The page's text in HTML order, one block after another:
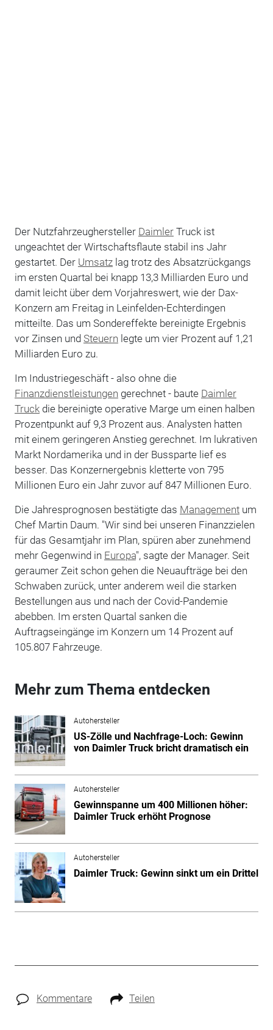
Der Nutzfahrzeughersteller DaimlerTruck ist
ungeachtet der Wirtschaftsflaute stabil ins Jahr
gestartet. Der Umsatzlag trotz des Absatzrückgangs
im ersten Quartal bei knapp 13,3 Milliarden Euro und
damit leicht über dem Vorjahreswert, wie der Dax-
Konzern am Freitag in Leinfelden-Echterdingen
mitteilte. Das um Sondereffekte bereinigte Ergebnis
vor Zinsen und Steuern legte um vier Prozent auf 1,21
Milliarden Euro zu.
Im Industriegeschäft - also ohne die
Finanzdienstleistungen gerechnet - baute Daimler
Truckdie bereinigte operative Marge um einen halben
Prozentpunkt auf 9,3 Prozent aus. Analysten hatten
mit einem geringeren Anstieg gerechnet. Im lukrativen
Markt Nordamerika und in der Bussparte lief es
besser. Das Konzernergebnis kletterte von 795
Millionen Euro ein Jahr zuvor auf 847 Millionen Euro.
Die Jahresprognosen bestätigte das Managementum
Chef Martin Daum. "Wir sind bei unseren Finanzzielen
für das Gesamtjahr im Plan, spüren aber zunehmend
mehr Gegenwind in Europa", sagte der Manager. Seit
geraumer Zeit schon gehen die Neuaufträge bei den
Schwaben zurück, unter anderem weil die starken
Bestellungen aus und nach der Covid-Pandemie
abebben. Im ersten Quartal sanken die
Auftragseingänge im Konzern um 14 Prozent auf
105.807 Fahrzeuge.
Mehr zum Thema entdecken
Autohersteller
US-Zölle und Nachfrage-Loch: Gewinn
von Daimler Truck bricht dramatisch ein
Autohersteller
Gewinnspanne um 400 Millionen höher:
Daimler Truck erhöht Prognose
Autohersteller
Daimler Truck: Gewinn sinkt um ein Drittel
Kommentare Teilen